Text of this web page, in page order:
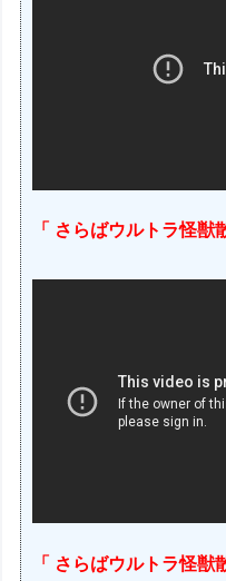
「 さらばウルトラ怪
「 さらばウルトラ怪